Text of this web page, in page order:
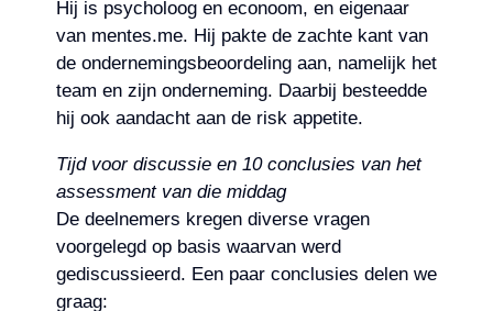
Hij is psycholoog en econoom, en eigenaar
van mentes.me. Hij pakte de zachte kant van
de ondernemingsbeoordeling aan, namelijk het
team en zijn onderneming. Daarbij besteedde
hij ook aandacht aan de risk appetite.
Tijd voor discussie en 10 conclusies van het
assessment van die middag
De deelnemers kregen diverse vragen
voorgelegd op basis waarvan werd
gediscussieerd. Een paar conclusies delen we
graag: